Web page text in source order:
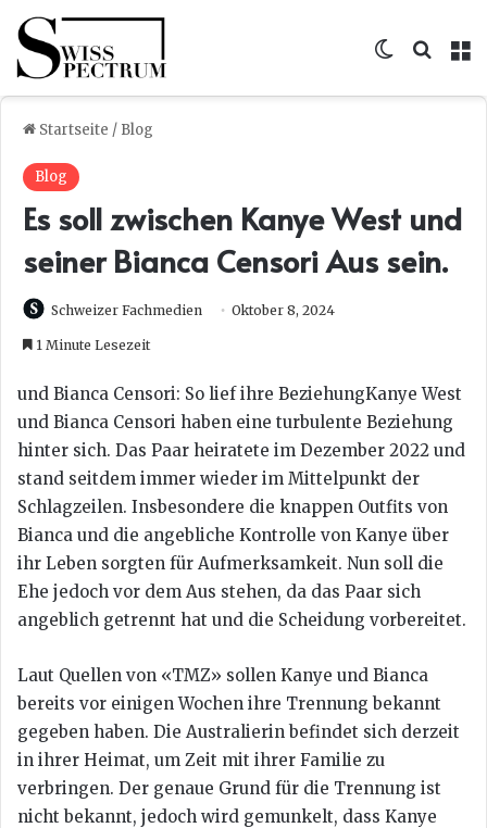
Skin
Startseite / Blog
Blog
Es soll zwischen Kanye West und
seiner Bianca Censori Aus sein.
Schweizer Fachmedien Oktober 8, 2024
1 Minute Lesezeit
und Bianca Censori: So lief ihre BeziehungKanye West
und Bianca Censori haben eine turbulente Beziehung
hinter sich. Das Paar heiratete im Dezember 2022 und
stand seitdem immer wieder im Mittelpunkt der
Schlagzeilen. Insbesondere die knappen Outfits von
Bianca und die angebliche Kontrolle von Kanye über
ihr Leben sorgten für Aufmerksamkeit. Nun soll die
Ehe jedoch vor dem Aus stehen, da das Paar sich
angeblich getrennt hat und die Scheidung vorbereitet.
Laut Quellen von «TMZ» sollen Kanye und Bianca
bereits vor einigen Wochen ihre Trennung bekannt
gegeben haben. Die Australierin befindet sich derzeit
in ihrer Heimat, um Zeit mit ihrer Familie zu
verbringen. Der genaue Grund für die Trennung ist
nicht bekannt, jedoch wird gemunkelt, dass Kanye